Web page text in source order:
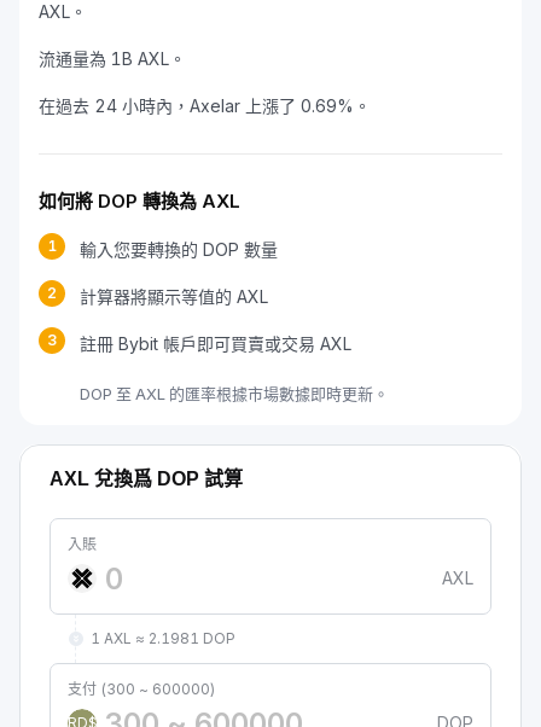
AXL。
流通量為 1B AXL。
在過去 24 小時內，Axelar 上漲了 0.69%。
如何將 DOP 轉換為 AXL
1 輸入您要轉換的 DOP 數量
2 計算器將顯示等值的 AXL
3 註冊 Bybit 帳戶即可買賣或交易 AXL
DOP 至 AXL 的匯率根據市場數據即時更新。
AXL 兌換爲 DOP 試算
入賬
AXL
1 AXL ≈ 2.1981 DOP
支付 (300 ~ 600000)
RD$
DOP